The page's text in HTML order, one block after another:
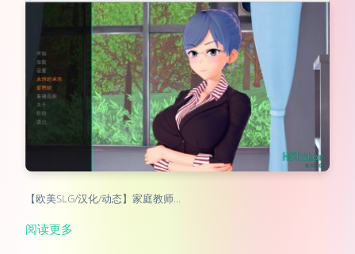
【欧美SLG/汉化/动态】家庭教师…
阅读更多